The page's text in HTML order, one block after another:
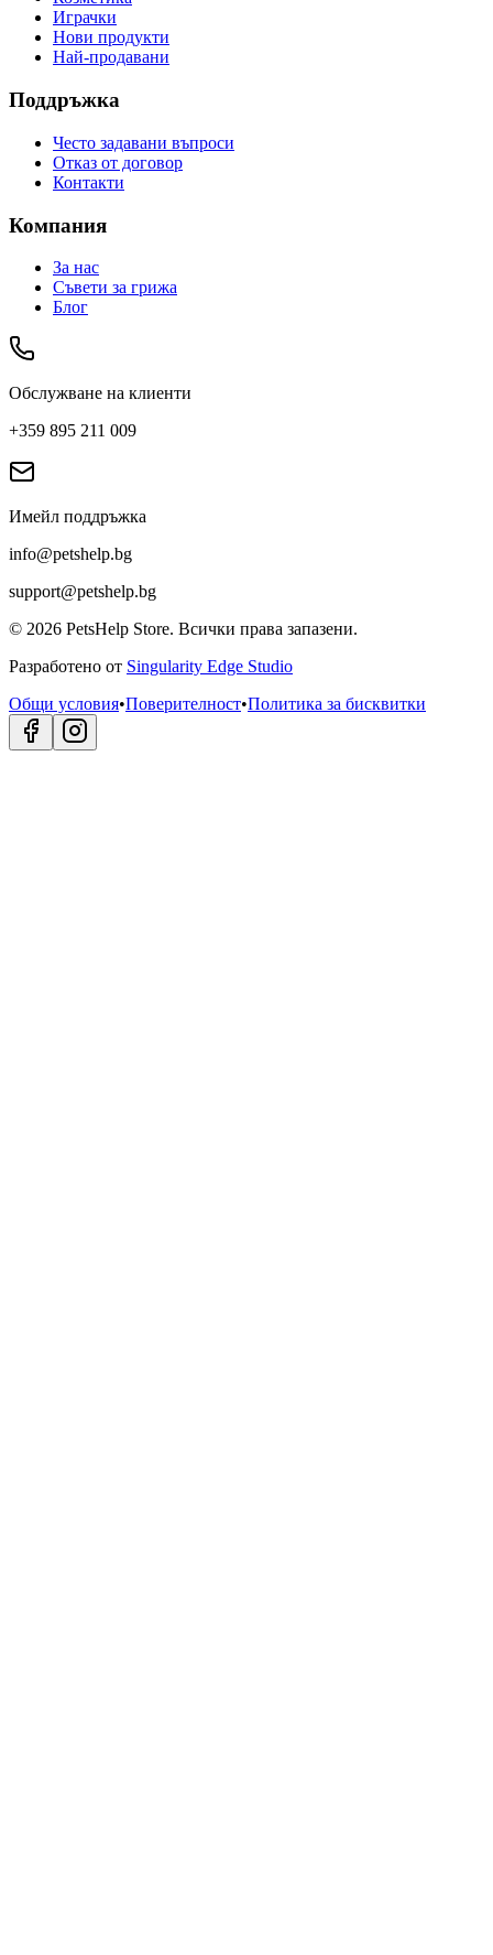
Играчки
Нови продукти
Най-продавани
Поддръжка
Често задавани въпроси
Отказ от договор
Контакти
Компания
За нас
Съвети за грижа
Блог
Обслужване на клиенти
+359 895 211 009
Имейл поддръжка
info@petshelp.bg
support@petshelp.bg
© 2026 PetsHelp Store. Всички права запазени.
Разработено от Singularity Edge Studio
Общи условия•Поверителност•Политика за бисквитки